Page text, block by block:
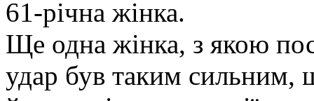
61-річна жінка.
Ще одна жінка, з якою
удар був таким сильним,